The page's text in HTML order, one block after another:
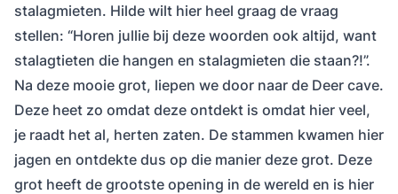
stalagmieten. Hilde wilt hier heel graag de vraag
stellen: “Horen jullie bij deze woorden ook altijd, want
stalagtieten die hangen en stalagmieten die staan?!”.
Na deze mooie grot, liepen we door naar de Deer cave.
Deze heet zo omdat deze ontdekt is omdat hier veel,
je raadt het al, herten zaten. De stammen kwamen hier
jagen en ontdekte dus op die manier deze grot. Deze
grot heeft de grootste opening in de wereld en is hier